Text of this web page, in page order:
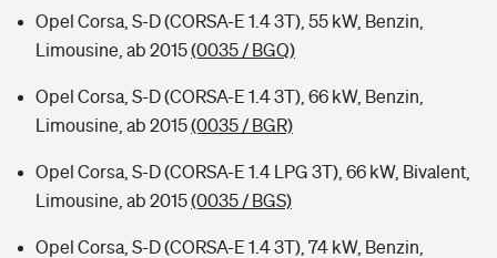
Opel Corsa, S-D (CORSA-E 1.4 3T), 55 kW, Benzin,
Limousine, ab 2015(0035 / BGQ)
Opel Corsa, S-D (CORSA-E 1.4 3T), 66 kW, Benzin,
Limousine, ab 2015(0035 / BGR)
Opel Corsa, S-D (CORSA-E 1.4 LPG 3T), 66 kW, Bivalent,
Limousine, ab 2015(0035 / BGS)
Opel Corsa, S-D (CORSA-E 1.4 3T), 74 kW, Benzin,